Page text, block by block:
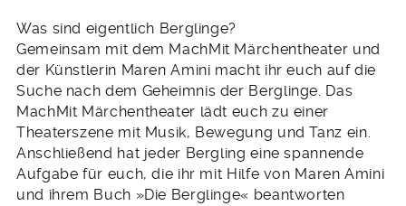
Was sind eigentlich Berglinge?
Gemeinsam mit dem MachMit Märchentheater und
der Künstlerin Maren Amini macht ihr euch auf die
Suche nach dem Geheimnis der Berglinge. Das
MachMit Märchentheater lädt euch zu einer
Theaterszene mit Musik, Bewegung und Tanz ein.
Anschließend hat jeder Bergling eine spannende
Aufgabe für euch, die ihr mit Hilfe von Maren Amini
und ihrem Buch »Die Berglinge« beantworten